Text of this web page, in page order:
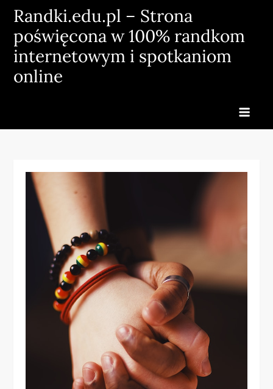
Skip
content
Randki.edu.pl – Strona
poświęcona w 100% randkom
internetowym i spotkaniom
online